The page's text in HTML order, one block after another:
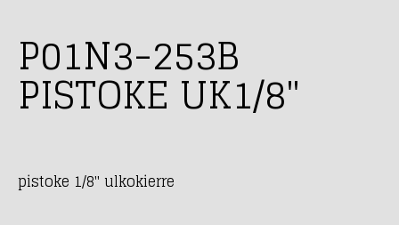
P01N3-253B
PISTOKE UK1/8"
pistoke 1/8" ulkokierre